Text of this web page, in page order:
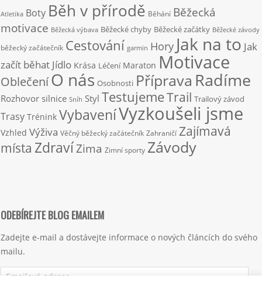
Atletika Boty Běh v přírodě Běhání Běžecká
motivace Běžecká výbava Běžecké chyby Běžecké začátky Běžecké závody
běžecký začátečník Cestování garmin Hory Jak na to Jak
začít běhat Jídlo Krása Léčení Maraton Motivace
OblečeníO nás Osobnosti Příprava Radíme
Rozhovor silnice Sníh Styl TestujemeTrail Trailový závod
Trasy Trénink VybaveníVyzkoušeli jsme
Vzhled Výživa Věčný běžecký začátečník Zahraničí Zajímavá
místa ZdravíZima Zimní sporty Závody
ODEBÍREJTE BLOG EMAILEM
Zadejte e-mail a dostávejte informace o nových článcích do svého
mailu.
Emailová